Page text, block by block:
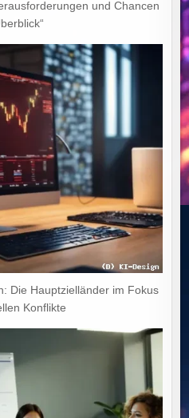
und Chancen
Die Hauptzielländer im Fokus
Konflikte